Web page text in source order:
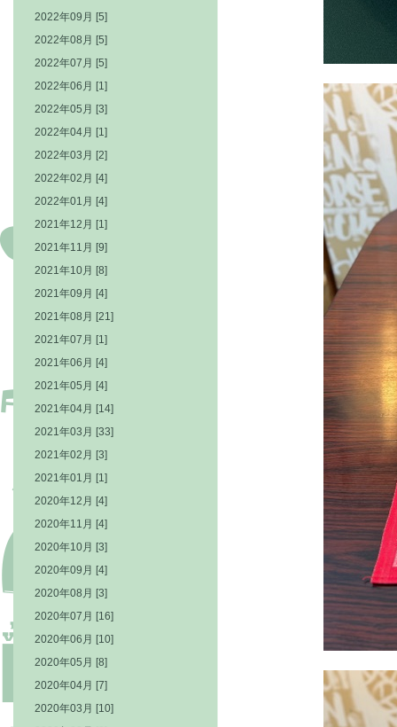
2022年09月 [5]
2022年08月 [5]
2022年07月 [5]
2022年06月 [1]
2022年05月 [3]
2022年04月 [1]
2022年03月 [2]
2022年02月 [4]
2022年01月 [4]
2021年12月 [1]
2021年11月 [9]
2021年10月 [8]
2021年09月 [4]
2021年08月 [21]
2021年07月 [1]
2021年06月 [4]
2021年05月 [4]
2021年04月 [14]
2021年03月 [33]
2021年02月 [3]
2021年01月 [1]
2020年12月 [4]
2020年11月 [4]
2020年10月 [3]
2020年09月 [4]
2020年08月 [3]
2020年07月 [16]
2020年06月 [10]
2020年05月 [8]
2020年04月 [7]
2020年03月 [10]